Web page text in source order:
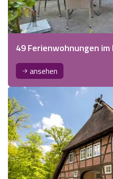
49 Ferienwohnungen
ansehen